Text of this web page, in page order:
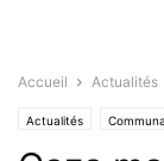
Accueil Actualités
Actualités